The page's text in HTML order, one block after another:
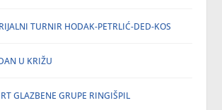
TURNIR HODAK-PETRLIĆ-DED-KOS
U KRIŽU
GLAZBENE GRUPE RINGIŠPIL